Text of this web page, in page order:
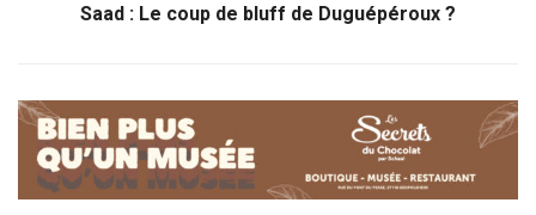
Saad : Le coup de bluff de Duguépéroux ?